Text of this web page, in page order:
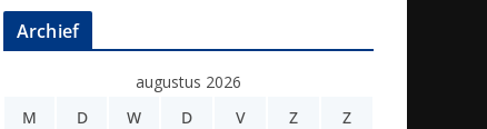
Archief
augustus 2026
M
D W D V Z Z